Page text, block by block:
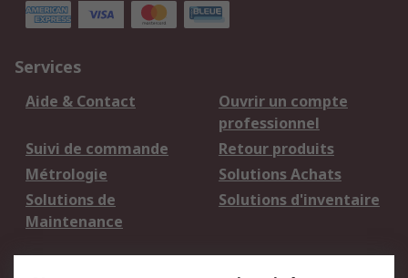
Services
Aide & Contact
Ouvrir un compte
professionnel
Suivi de commande
Retour produits
Métrologie
Solutions Achats
Solutions de
Maintenance
Solutions d'inventaire